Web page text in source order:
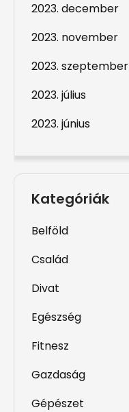
2023. december
2023. november
2023. szeptember
2023. július
2023. június
Kategóriák
Belföld
Család
Divat
Egészség
Fitnesz
Gazdaság
Gépészet